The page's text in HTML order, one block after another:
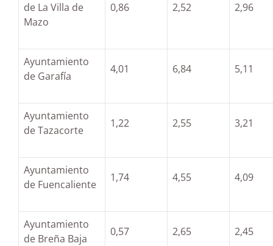
de La Villa de
Mazo
0,86 2,52 2,96
Ayuntamiento
de Garafía
4,01 6,84 5,11
Ayuntamiento
de Tazacorte
1,22 2,55 3,21
Ayuntamiento
de Fuencaliente
1,74 4,55 4,09
Ayuntamiento
de Breña Baja
0,57 2,65 2,45